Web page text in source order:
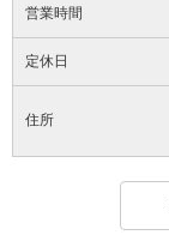
営業時間
定休日
住所